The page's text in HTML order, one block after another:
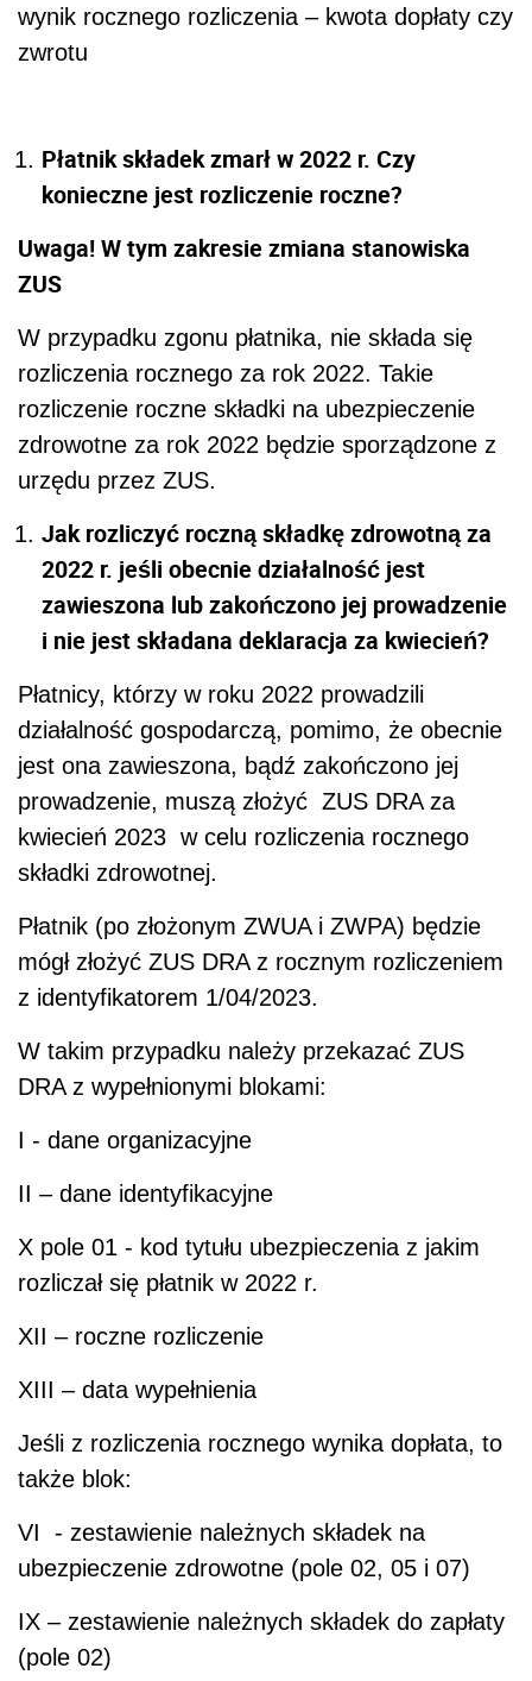
wynik rocznego rozliczenia – kwota dopłaty czy
zwrotu
Płatnik składek zmarł w 2022 r. Czy
konieczne jest rozliczenie roczne?
Uwaga! W tym zakresie zmiana stanowiska
ZUS
W przypadku zgonu płatnika, nie składa się
rozliczenia rocznego za rok 2022. Takie
rozliczenie roczne składki na ubezpieczenie
zdrowotne za rok 2022 będzie sporządzone z
urzędu przez ZUS.
Jak rozliczyć roczną składkę zdrowotną za
2022 r. jeśli obecnie działalność jest
zawieszona lub zakończono jej prowadzenie
i nie jest składana deklaracja za kwiecień?
Płatnicy, którzy w roku 2022 prowadzili
działalność gospodarczą, pomimo, że obecnie
jest ona zawieszona, bądź zakończono jej
prowadzenie, muszą złożyć ZUS DRA za
kwiecień 2023 w celu rozliczenia rocznego
składki zdrowotnej.
Płatnik (po złożonym ZWUA i ZWPA) będzie
mógł złożyć ZUS DRA z rocznym rozliczeniem
z identyfikatorem 1/04/2023.
W takim przypadku należy przekazać ZUS
DRA z wypełnionymi blokami:
I - dane organizacyjne
II – dane identyfikacyjne
X pole 01 - kod tytułu ubezpieczenia z jakim
rozliczał się płatnik w 2022 r.
XII – roczne rozliczenie
XIII – data wypełnienia
Jeśli z rozliczenia rocznego wynika dopłata, to
także blok:
VI - zestawienie należnych składek na
ubezpieczenie zdrowotne (pole 02, 05 i 07)
IX – zestawienie należnych składek do zapłaty
(pole 02)